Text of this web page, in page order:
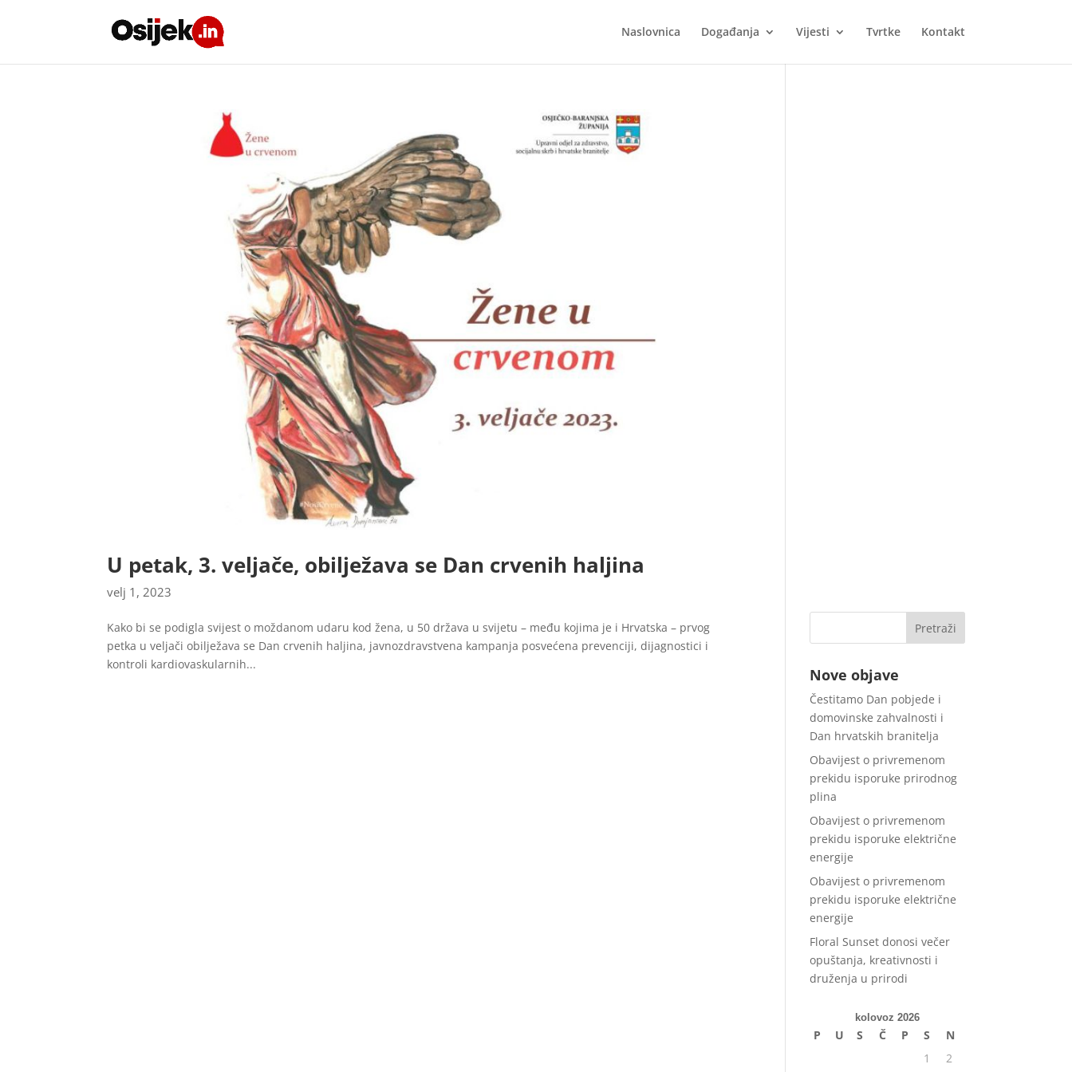
Naslovnica Događanja Vijesti Tvrtke Kontakt
U petak, 3. veljače, obilježava se Dan crvenih haljina
velj 1, 2023
Kako bi se podigla svijest o moždanom udaru kod žena, u 50 država u svijetu – među kojima je i Hrvatska – prvog
petka u veljači obilježava se Dan crvenih haljina, javnozdravstvena kampanja posvećena prevenciji, dijagnostici i
kontroli kardiovaskularnih...
Nove objave
Čestitamo Dan pobjede i
domovinske zahvalnosti i
Dan hrvatskih branitelja
Obavijest o privremenom
prekidu isporuke prirodnog
plina
Obavijest o privremenom
prekidu isporuke električne
energije
Obavijest o privremenom
prekidu isporuke električne
energije
Floral Sunset donosi večer
opuštanja, kreativnosti i
druženja u prirodi
kolovoz 2026
P U S Č P S
N
1
2